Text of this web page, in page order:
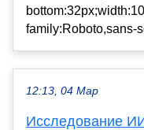
family:Roboto,sans-
12:13, 04 Мар
Исследование